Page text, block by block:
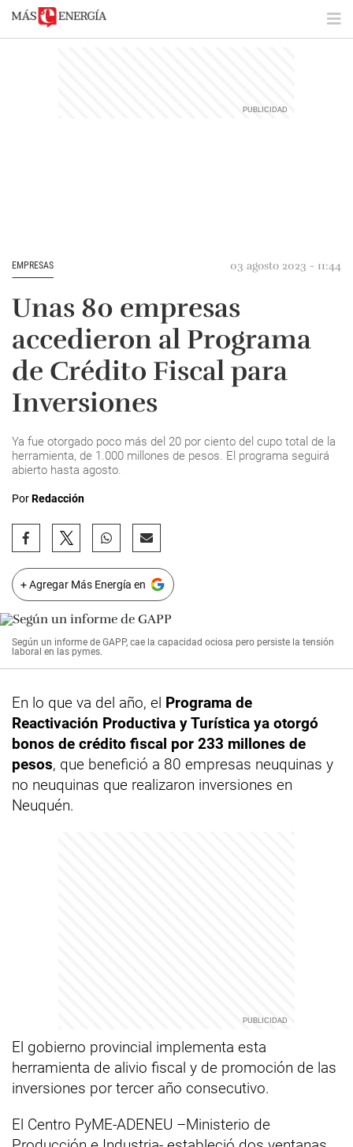
EMPRESAS 03 agosto 2023 - 11:44
Unas 80 empresas
accedieron al Programa
de Crédito Fiscal para
Inversiones
Ya fue otorgado poco más del 20 por ciento del cupo total de la
herramienta, de 1.000 millones de pesos. El programa seguirá
abierto hasta agosto.
PorRedacción
+ Agregar Más Energía en
Según un informe de GAPP, cae la capacidad ociosa pero persiste la tensión
laboral en las pymes.
En lo que va del año, el Programa de
Reactivación Productiva y Turística ya otorgó
bonos de crédito fiscal por 233 millones de
pesos, que benefició a 80 empresas neuquinas y
no neuquinas que realizaron inversiones en
Neuquén.
El gobierno provincial implementa esta
herramienta de alivio fiscal y de promoción de las
inversiones por tercer año consecutivo.
El Centro PyME-ADENEU –Ministerio de